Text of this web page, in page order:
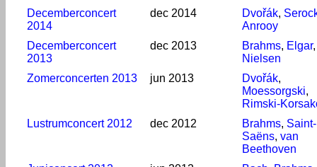
Decemberconcert
2014
dec 2014 Dvořák,
Anrooy
Decemberconcert
2013
dec 2013 Brahms, Elgar,
Nielsen
Zomerconcerten 2013
jun 2013 Dvořák,
Moessorgski,
Rimski-
Lustrumconcert 2012
dec 2012 Brahms, Saint-
Saëns, van
Beethoven